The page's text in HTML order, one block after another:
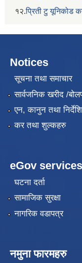
१२.प्रिती टु यूनिकोड
Notices
सूचना तथा समाचार
सार्वजनिक खरीद /
एन, कानुन तथा
कर तथा शुल्कहरु
eGov services
घटना दर्ता
सामाजिक सुरक्षा
नागरिक वडापत्र
नमुना फारमहरु